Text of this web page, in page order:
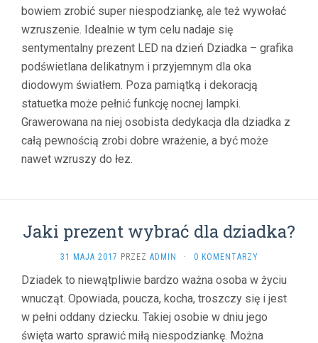
bowiem zrobić super niespodziankę, ale też wywołać
wzruszenie. Idealnie w tym celu nadaje się
sentymentalny prezent LED na dzień Dziadka – grafika
podświetlana delikatnym i przyjemnym dla oka
diodowym światłem. Poza pamiątką i dekoracją
statuetka może pełnić funkcję nocnej lampki.
Grawerowana na niej osobista dedykacja dla dziadka z
całą pewnością zrobi dobre wrażenie, a być może
nawet wzruszy do łez.
Jaki prezent wybrać dla dziadka?
31 MAJA 2017 PRZEZ ADMIN · 0 KOMENTARZY
Dziadek to niewątpliwie bardzo ważna osoba w życiu
wnucząt. Opowiada, poucza, kocha, troszczy się i jest
w pełni oddany dziecku. Takiej osobie w dniu jego
święta warto sprawić miłą niespodziankę. Można